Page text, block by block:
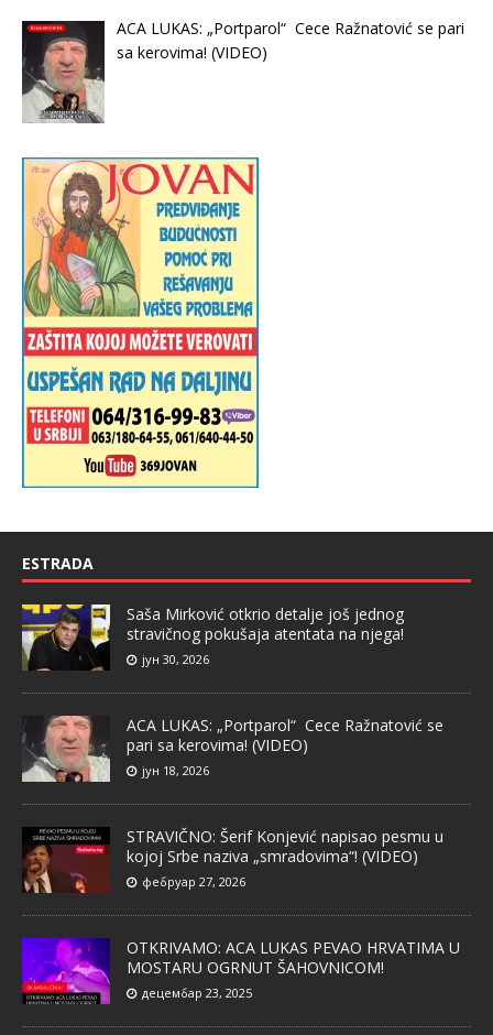
ACA LUKAS: „Portparol“ Cece Ražnatović se pari
sa kerovima! (VIDEO)
ESTRADA
Saša Mirković otkrio detalje još jednog
stravičnog pokušaja atentata na njega!
јун 30, 2026
ACA LUKAS: „Portparol“ Cece Ražnatović se
pari sa kerovima! (VIDEO)
јун 18, 2026
STRAVIČNO: Šerif Konjević napisao pesmu u
kojoj Srbe naziva „smradovima“! (VIDEO)
фебруар 27, 2026
OTKRIVAMO: ACA LUKAS PEVAO HRVATIMA U
MOSTARU OGRNUT ŠAHOVNICOM!
децембар 23, 2025